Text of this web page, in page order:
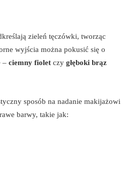
zieleń tęczówki, tworząc
wyjścia można pokusić się o
– ciemny fiolet czy głęboki brąz
sposób na nadanie makijażowi
barwy, takie jak: